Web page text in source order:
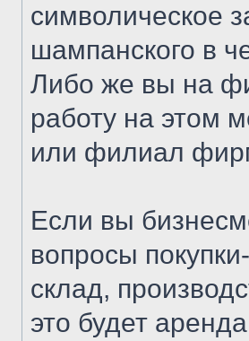
символическое
шампанского в
Либо же вы на
работу на этом
или филиал
Если вы
вопросы
склад,
это будет